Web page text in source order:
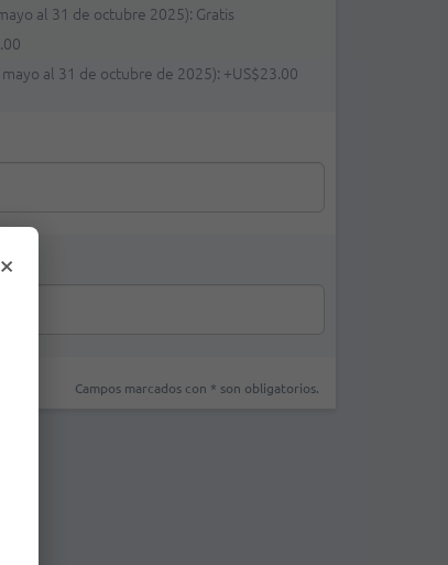
al 31 de octubre 2025): Gratis
al 31 de octubre de 2025): +US$23.00
Campos marcados con * son obligatorios.
×